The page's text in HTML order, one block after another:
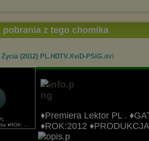
pobrania z tego chomika
(2012) PL.HDTV.XviD-PSiG.avi
.
♦ROK: ...
♦Premiera Lektor PL .
♦ROK:2012